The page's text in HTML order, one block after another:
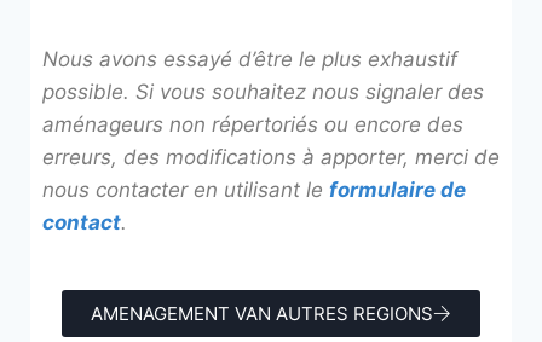
Nous avons essayé d’être le plus exhaustif
possible. Si vous souhaitez nous signaler des
aménageurs non répertoriés ou encore des
erreurs, des modifications à apporter, merci de
nous contacter en utilisant le formulaire de
contact.
AMENAGEMENT VAN AUTRES REGIONS